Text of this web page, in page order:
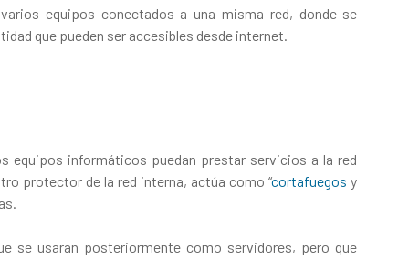
equipos conectados a una misma red, donde se
que pueden ser accesibles desde internet.
equipos informáticos puedan prestar servicios a la red
protector de la red interna, actúa como “cortafuegos y
se usaran posteriormente como servidores, pero que